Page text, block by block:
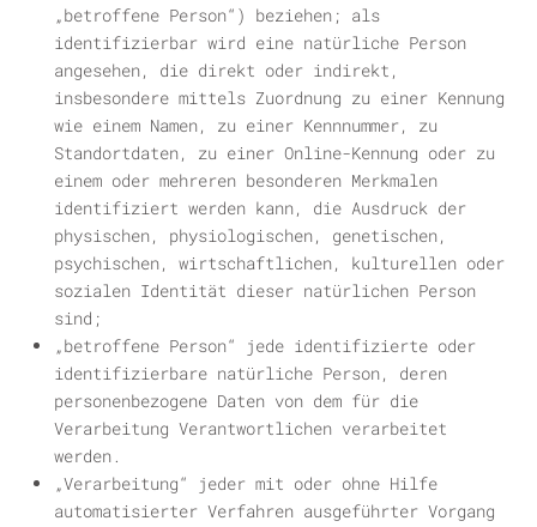
„betroffene Person“) beziehen; als
identifizierbar wird eine natürliche Person
angesehen, die direkt oder indirekt,
insbesondere mittels Zuordnung zu einer Kennung
wie einem Namen, zu einer Kennnummer, zu
Standortdaten, zu einer Online-Kennung oder zu
einem oder mehreren besonderen Merkmalen
identifiziert werden kann, die Ausdruck der
physischen, physiologischen, genetischen,
psychischen, wirtschaftlichen, kulturellen oder
sozialen Identität dieser natürlichen Person
sind;
„betroffene Person“ jede identifizierte oder
identifizierbare natürliche Person, deren
personenbezogene Daten von dem für die
Verarbeitung Verantwortlichen verarbeitet
werden.
„Verarbeitung“ jeder mit oder ohne Hilfe
automatisierter Verfahren ausgeführter Vorgang